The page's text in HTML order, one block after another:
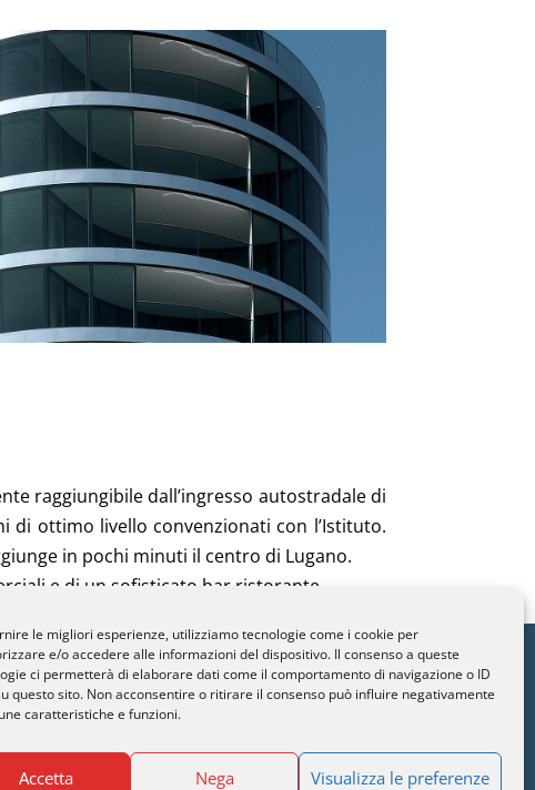
le migliori esperienze, utilizziamo tecnologie come i cookie per
e/o accedere alle informazioni del dispositivo. Il consenso a queste
ci permetterà di elaborare dati come il comportamento di navigazione o ID
questo sito. Non acconsentire o ritirare il consenso può influire negativamente
caratteristiche e funzioni.
Accetta Nega Visualizza le preferenze
raggiungibile dall’ingresso autostradale di
di ottimo livello convenzionati con l’Istituto.
in pochi minuti il centro di Lugano.
e di un sofisticato bar ristorante.
lugano.ch
13 01
90 82